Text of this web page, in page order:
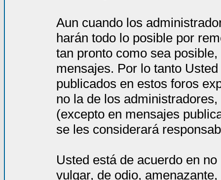
Aun cuando los
harán todo lo posible por
tan pronto como sea
mensajes. Por lo tanto
publicados en estos foros
no la de los
(excepto en mensajes
se les considerará
Usted está de acuerdo en
vulgar, de odio,